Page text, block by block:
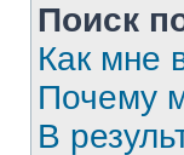
Поиск
Как мне
Почему
В